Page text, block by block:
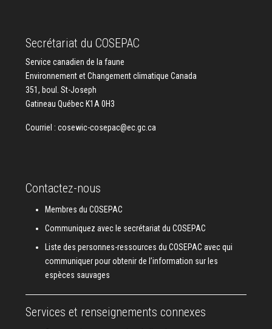
Secrétariat du COSEPAC
Service canadien de la faune
Environnement et Changement climatique Canada
351, boul. St-Joseph
Gatineau Québec K1A 0H3
Courriel : cosewic-cosepac@ec.gc.ca
Contactez-nous
Membres du COSEPAC
Communiquez avec le secrétariat du COSEPAC
Liste des personnes-ressources du COSEPAC avec qui
communiquer pour obtenir de l’information sur les
espèces sauvages
Services et renseignements connexes